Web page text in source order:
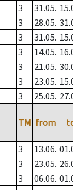
3 31.05.
3 28.05.
3 31.05.
3 14.05.
3 21.05.
3 23.05.
3 25.05.
TM from
3 13.06.
3 23.05.
3 06.06.